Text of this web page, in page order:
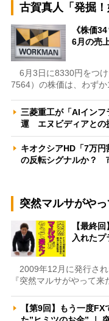
古賀真人「発掘！
《株価
6月の売
6月3日に8330円をつけ
7564）の株価は、わず
三菱重工が「AIイン
運 エヌビディアとの
キオクシアHD「7万
の反転シグナルか？
突然マルサがやっ
【最終
入れた
2009年12月に発行さ
『突然マルサがやって
【第9回】もう一度